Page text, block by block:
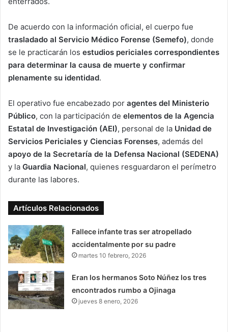
De acuerdo con la información oficial, el cuerpo fue
trasladado al Servicio Médico Forense (Semefo), donde
se le practicarán los estudios periciales correspondientes
para determinar la causa de muerte y confirmar
plenamente su identidad.
El operativo fue encabezado por agentes del Ministerio
Público, con la participación de elementos de la Agencia
Estatal de Investigación (AEI), personal de la Unidad de
Servicios Periciales y Ciencias Forenses, además del
apoyo de la Secretaría de la Defensa Nacional (SEDENA)
y la Guardia Nacional, quienes resguardaron el perímetro
durante las labores.
Artículos Relacionados
Fallece infante tras ser atropellado
accidentalmente por su padre
martes 10 febrero, 2026
Eran los hermanos Soto Núñez los tres
encontrados rumbo a Ojinaga
jueves 8 enero, 2026